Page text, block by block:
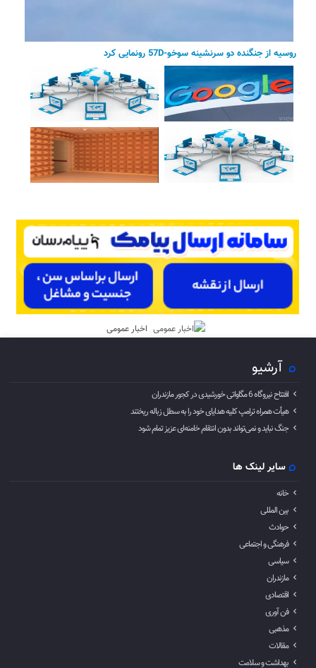
روسیه از جنگنده دو سرنشینه سوخو-57D رونمایی کرد
اخبار عمومی
آرشیو
افتتاح نیروگاه 6 مگاواتی خورشیدی در کجور مازندران
هیأت همراه ترامپ کلیه هدایای خود را به سطل زباله ریختند
جنگ نباید و نمی‌تواند بدون انتقام خامنه‌ای عزیز تمام شود
سایر لینک ها
خانه
بین المللی
حوادث
فرهنگی و اجتماعی
سیاسی
مازندران
اقتصادی
فن آوری
مذهبی
مقالات
بهداشت و سلامت